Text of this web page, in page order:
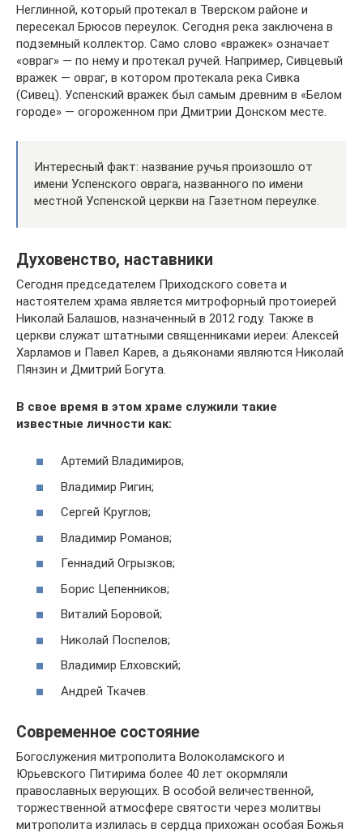
Неглинной, который протекал в Тверском районе и
пересекал Брюсов переулок. Сегодня река заключена в
подземный коллектор. Само слово «вражек» означает
«овраг» — по нему и протекал ручей. Например, Сивцевый
вражек — овраг, в котором протекала река Сивка
(Сивец). Успенский вражек был самым древним в «Белом
городе» — огороженном при Дмитрии Донском месте.
Интересный факт: название ручья произошло от
имени Успенского оврага, названного по имени
местной Успенской церкви на Газетном переулке.
Духовенство, наставники
Сегодня председателем Приходского совета и
настоятелем храма является митрофорный протоиерей
Николай Балашов, назначенный в 2012 году. Также в
церкви служат штатными священниками иереи: Алексей
Харламов и Павел Карев, а дьяконами являются Николай
Пянзин и Дмитрий Богута.
В свое время в этом храме служили такие
известные личности как:
Артемий Владимиров;
Владимир Ригин;
Сергей Круглов;
Владимир Романов;
Геннадий Огрызков;
Борис Цепенников;
Виталий Боровой;
Николай Поспелов;
Владимир Елховский;
Андрей Ткачев.
Современное состояние
Богослужения митрополита Волоколамского и
Юрьевского Питирима более 40 лет окормляли
православных верующих. В особой величественной,
торжественной атмосфере святости через молитвы
митрополита излилась в сердца прихожан особая Божья